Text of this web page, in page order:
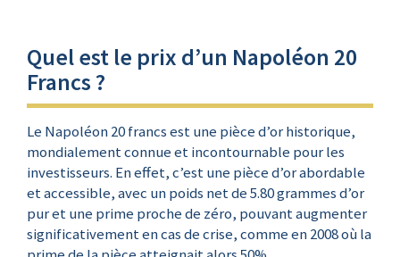
Quel est le prix d’un Napoléon 20
Francs ?
Le Napoléon 20 francs est une pièce d’or historique,
mondialement connue et incontournable pour les
investisseurs. En effet, c’est une pièce d’or abordable
et accessible, avec un poids net de 5.80 grammes d’or
pur et une prime proche de zéro, pouvant augmenter
significativement en cas de crise, comme en 2008 où la